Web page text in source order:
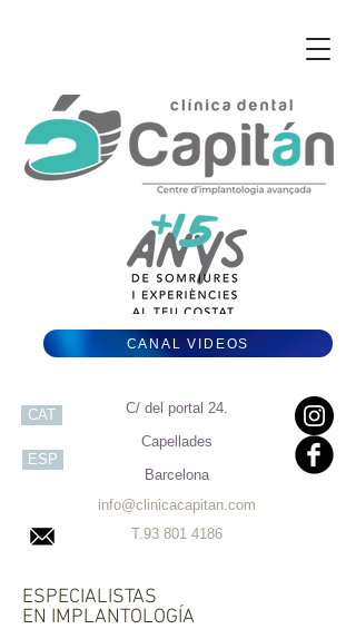
C/ del portal 24.
Capellades
Barcelona
info@clinicacapitan.com
T.93 801 4186
CAT
ESP
CANAL VIDEOS
ESPECIALISTAS
EN IMPLANTOLOGÍA